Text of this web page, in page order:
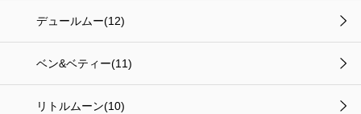
デュールムー(12)
ベン&ベティー(11)
リトルムーン(10)